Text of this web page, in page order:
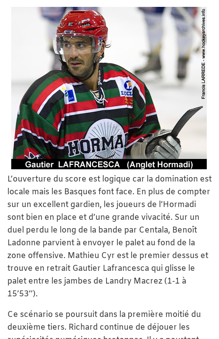
L’ouverture du score est logique car la domination est
locale mais les Basques font face. En plus de compter
sur un excellent gardien, les joueurs de l’Hormadi
sont bien en place et d’une grande vivacité. Sur un
duel perdu le long de la bande par Centala, Benoît
Ladonne parvient à envoyer le palet au fond de la
zone offensive. Mathieu Cyr est le premier dessus et
trouve en retrait Gautier Lafrancesca qui glisse le
palet entre les jambes de Landry Macrez (1-1 à
15’53’’).
Ce scénario se poursuit dans la première moitié du
deuxième tiers. Richard continue de déjouer les